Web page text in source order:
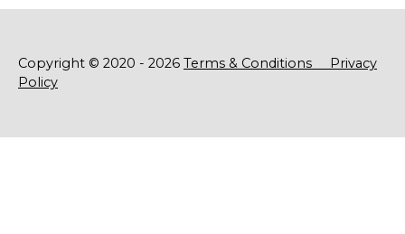
Copyright © 2020 - 2026 Terms & Conditions
Privacy
Policy